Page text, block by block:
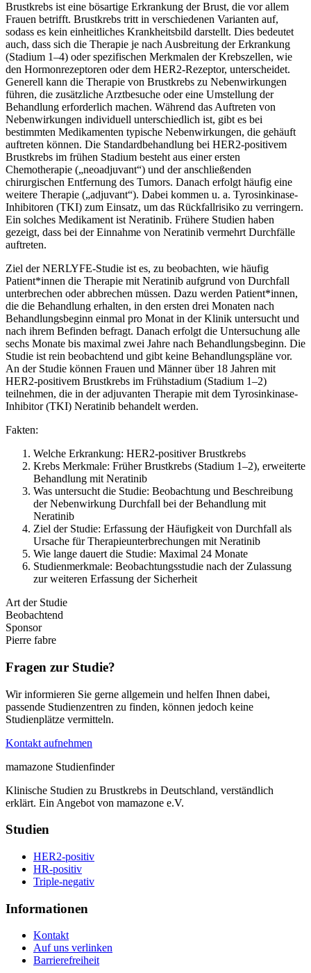
Brustkrebs ist eine bösartige Erkrankung der Brust, die vor allem
Frauen betrifft. Brustkrebs tritt in verschiedenen Varianten auf,
sodass es kein einheitliches Krankheitsbild darstellt. Dies bedeutet
auch, dass sich die Therapie je nach Ausbreitung der Erkrankung
(Stadium 1–4) oder spezifischen Merkmalen der Krebszellen, wie
den Hormonrezeptoren oder dem HER2-Rezeptor, unterscheidet.
Generell kann die Therapie von Brustkrebs zu Nebenwirkungen
führen, die zusätzliche Arztbesuche oder eine Umstellung der
Behandlung erforderlich machen. Während das Auftreten von
Nebenwirkungen individuell unterschiedlich ist, gibt es bei
bestimmten Medikamenten typische Nebenwirkungen, die gehäuft
auftreten können. Die Standardbehandlung bei HER2-positivem
Brustkrebs im frühen Stadium besteht aus einer ersten
Chemotherapie („neoadjuvant“) und der anschließenden
chirurgischen Entfernung des Tumors. Danach erfolgt häufig eine
weitere Therapie („adjuvant“). Dabei kommen u. a. Tyrosinkinase-
Inhibitoren (TKI) zum Einsatz, um das Rückfallrisiko zu verringern.
Ein solches Medikament ist Neratinib. Frühere Studien haben
gezeigt, dass bei der Einnahme von Neratinib vermehrt Durchfälle
auftreten.
Ziel der NERLYFE-Studie ist es, zu beobachten, wie häufig
Patient*innen die Therapie mit Neratinib aufgrund von Durchfall
unterbrechen oder abbrechen müssen. Dazu werden Patient*innen,
die die Behandlung erhalten, in den ersten drei Monaten nach
Behandlungsbeginn einmal pro Monat in der Klinik untersucht und
nach ihrem Befinden befragt. Danach erfolgt die Untersuchung alle
sechs Monate bis maximal zwei Jahre nach Behandlungsbeginn. Die
Studie ist rein beobachtend und gibt keine Behandlungspläne vor.
An der Studie können Frauen und Männer über 18 Jahren mit
HER2-positivem Brustkrebs im Frühstadium (Stadium 1–2)
teilnehmen, die in der adjuvanten Therapie mit dem Tyrosinkinase-
Inhibitor (TKI) Neratinib behandelt werden.
Fakten:
Welche Erkrankung: HER2-positiver Brustkrebs
Krebs Merkmale: Früher Brustkrebs (Stadium 1–2), erweiterte
Behandlung mit Neratinib
Was untersucht die Studie: Beobachtung und Beschreibung
der Nebenwirkung Durchfall bei der Behandlung mit
Neratinib
Ziel der Studie: Erfassung der Häufigkeit von Durchfall als
Ursache für Therapieunterbrechungen mit Neratinib
Wie lange dauert die Studie: Maximal 24 Monate
Studienmerkmale: Beobachtungsstudie nach der Zulassung
zur weiteren Erfassung der Sicherheit
Art der Studie
Beobachtend
Sponsor
Pierre fabre
Fragen zur Studie?
Wir informieren Sie gerne allgemein und helfen Ihnen dabei,
passende Studienzentren zu finden, können jedoch keine
Studienplätze vermitteln.
Kontakt aufnehmen
mamazone Studienfinder
Klinische Studien zu Brustkrebs in Deutschland, verständlich
erklärt. Ein Angebot von mamazone e.V.
Studien
HER2-positiv
HR-positiv
Triple-negativ
Informationen
Kontakt
Auf uns verlinken
Barrierefreiheit